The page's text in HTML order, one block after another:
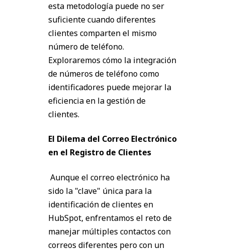
esta metodología puede no ser
suficiente cuando diferentes
clientes comparten el mismo
número de teléfono.
Exploraremos cómo la integración
de números de teléfono como
identificadores puede mejorar la
eficiencia en la gestión de
clientes.
El Dilema del Correo Electrónico
en el Registro de Clientes
Aunque el correo electrónico ha
sido la "clave" única para la
identificación de clientes en
HubSpot, enfrentamos el reto de
manejar múltiples contactos con
correos diferentes pero con un